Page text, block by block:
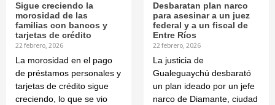
Sigue creciendo la
morosidad de las
familias con bancos y
tarjetas de crédito
22 febrero, 2026
La morosidad en el pago
de préstamos personales y
tarjetas de crédito sigue
creciendo, lo que se vio
Desbaratan plan narco
para asesinar a un juez
federal y a un fiscal de
Entre Ríos
22 febrero, 2026
La justicia de
Gualeguaychú desbarató
un plan ideado por un jefe
narco de Diamante, ciudad